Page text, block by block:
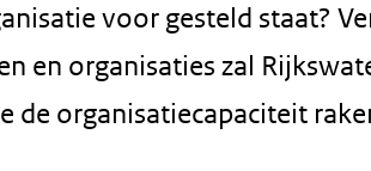
voor gesteld staat?
en organisaties zal
de organisatiecapaciteit